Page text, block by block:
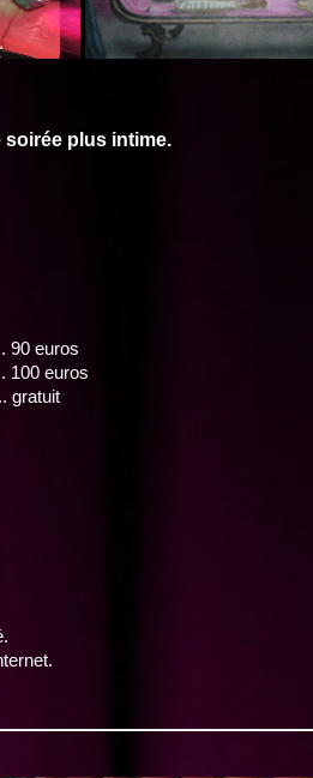
soirée plus intime.
90 euros
100 euros
gratuit